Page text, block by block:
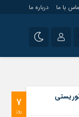
با ما درباره ما
7
روز